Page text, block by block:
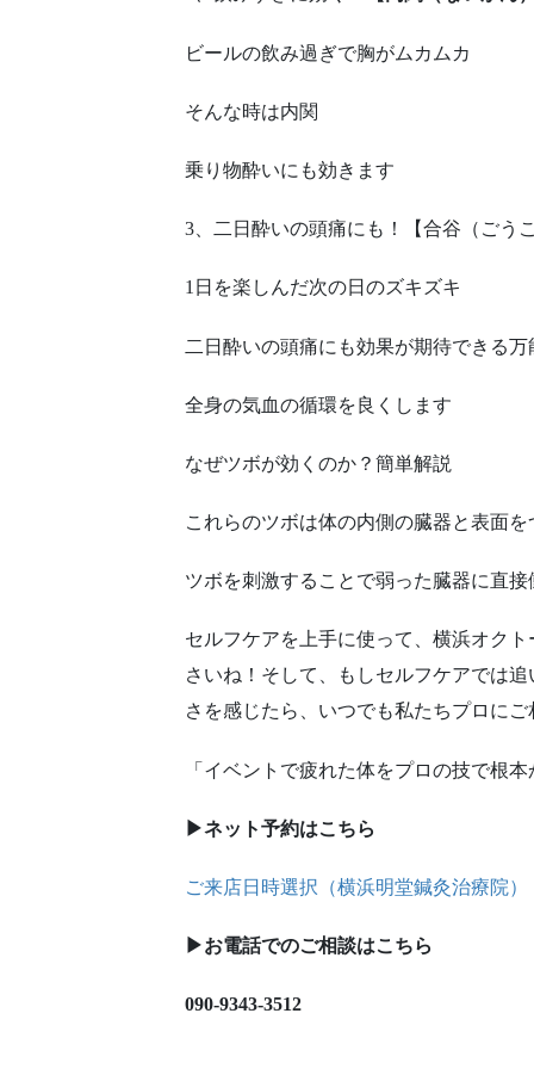
ビールの飲み過ぎで胸がムカムカ
そんな時は内関
乗り物酔いにも効きます
3、二日酔いの頭痛にも！【合谷（ごう
1日を楽しんだ次の日のズキズキ
二日酔いの頭痛にも効果が期待できる万
全身の気血の循環を良くします
なぜツボが効くのか？簡単解説
これらのツボは体の内側の臓器と表面
ツボを刺激することで弱った臓器に直
セルフケアを上手に使って、横浜オク
さいね！そして、もしセルフケアでは
さを感じたら、いつでも私たちプロに
「イベントで疲れた体をプロの技で根
▶︎ネット予約はこちら
ご来店日時選択（横浜明堂鍼灸治療院
▶︎お電話でのご相談はこちら
090-9343-3512